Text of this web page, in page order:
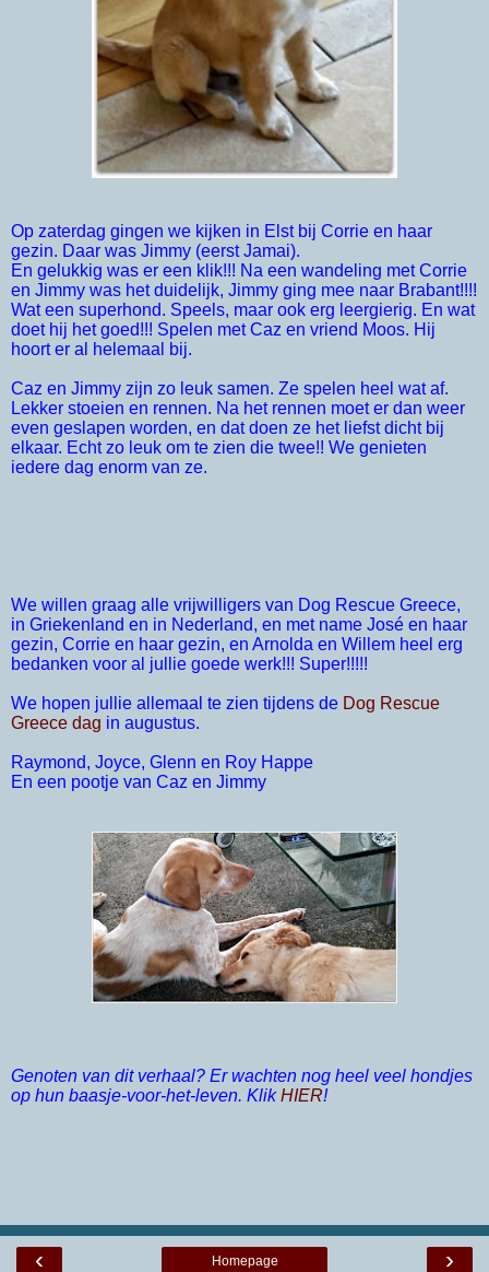
Op zaterdag gingen we kijken in Elst bij Corrie en haar
gezin. Daar was Jimmy (eerst Jamai).
En gelukkig was er een klik!!! Na een wandeling met Corrie
en Jimmy was het duidelijk, Jimmy ging mee naar Brabant!!!!
Wat een superhond. Speels, maar ook erg leergierig. En wat
doet hij het goed!!! Spelen met Caz en vriend Moos. Hij
hoort er al helemaal bij.
Caz en Jimmy zijn zo leuk samen. Ze spelen heel wat af.
Lekker stoeien en rennen. Na het rennen moet er dan weer
even geslapen worden, en dat doen ze het liefst dicht bij
elkaar. Echt zo leuk om te zien die twee!! We genieten
iedere dag enorm van ze.
We willen graag alle vrijwilligers van Dog Rescue Greece,
in Griekenland en in Nederland, en met name José en haar
gezin, Corrie en haar gezin, en Arnolda en Willem heel erg
bedanken voor al jullie goede werk!!! Super!!!!!
We hopen jullie allemaal te zien tijdens de Dog Rescue
Greece dag in augustus.
Raymond, Joyce, Glenn en Roy Happe
En een pootje van Caz en Jimmy
Genoten van dit verhaal? Er wachten nog heel veel hondjes
op hun baasje-voor-het-leven. KlikHIER!
‹ ›
Homepage